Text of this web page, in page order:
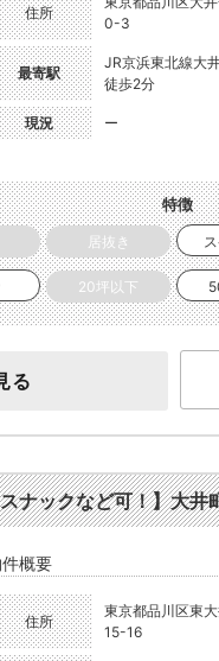
住所
0-3
最寄駅
JR京浜東北線大
徒歩2分
現況 ー
特徴
居抜き
20坪以下
る
ナックなど可！】大
概要
住所
東京都品川区東
15-16